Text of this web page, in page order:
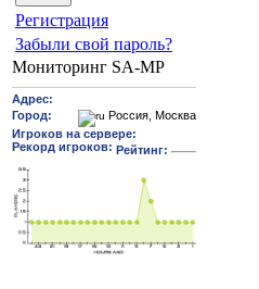
Pегиcтрaция
Забыли свой пароль?
Мониторинг SA-MP